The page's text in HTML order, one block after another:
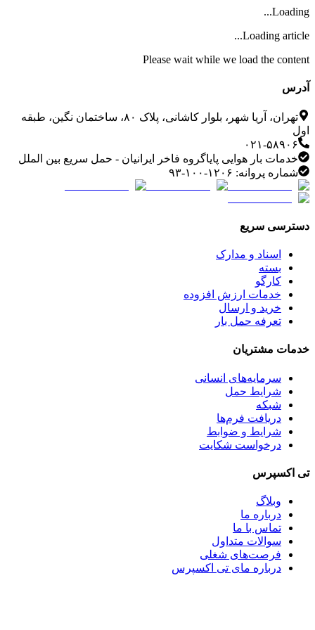
Loading...
Loading article...
Please wait while we load the content
آدرس
تهران، آریا شهر، بلوار کاشانی، پلاک ۸۰، ساختمان نگین، طبقه
اول
۰۲۱-۵۸۹۰۶
خدمات بار هوایی پایاگروه فاخر ایرانیان - حمل سریع بین الملل
شماره پروانه: ۱۲۰۶-۱۰۰-۹۳
دسترسی سریع
اسناد و مدارک
بسته
کارگو
خدمات ارزش افزوده
خرید و ارسال
تعرفه حمل بار
خدمات مشتریان
سرمایه‌های انسانی
شرایط حمل
شبکه
دریافت فرم‌ها
شرایط و ضوابط
درخواست شکایت
تی اکسپرس
وبلاگ
درباره ما
تماس با ما
سوالات متداول
فرصت‌های شغلی
درباره مای تی اکسپرس